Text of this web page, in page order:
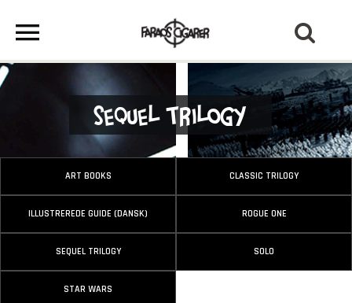
Sequel Trilogy
ART BOOKS CLASSIC TRILOGY
ILLUSTREREDE GUIDE (DANSK) ROGUE ONE
SEQUEL TRILOGY SOLO
STAR WARS